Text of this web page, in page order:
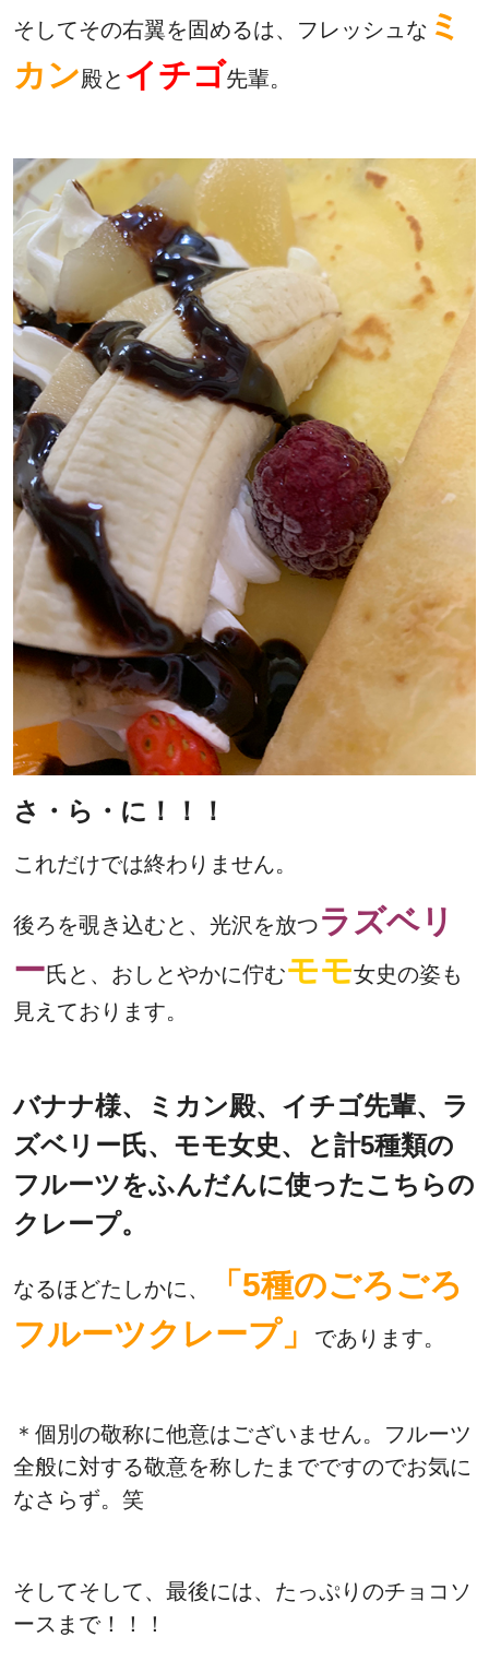
そしてその右翼を固めるは、フレッシュな ミ
カン殿と イチゴ先輩。
さ・ら・に！！！
これだけでは終わりません。
後ろを覗き込むと、光沢を放つラズベリ
ー氏と、おしとやかに佇むモモ女史の姿も
見えております。
バナナ様、ミカン殿、イチゴ先輩、ラ
ズベリー氏、モモ女史、と計5種類の
フルーツをふんだんに使ったこちらの
クレープ。
なるほどたしかに、
「5種のごろごろ
フルーツクレープ」
であります。
＊個別の敬称に他意はございません。フルーツ
全般に対する敬意を称したまでですのでお気に
なさらず。笑
そしてそして、最後には、たっぷりのチョコソ
ースまで！！！